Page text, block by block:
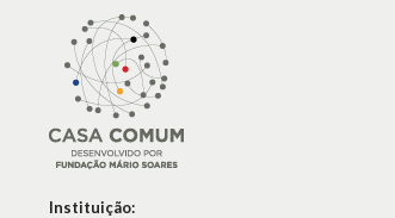
Instituição: